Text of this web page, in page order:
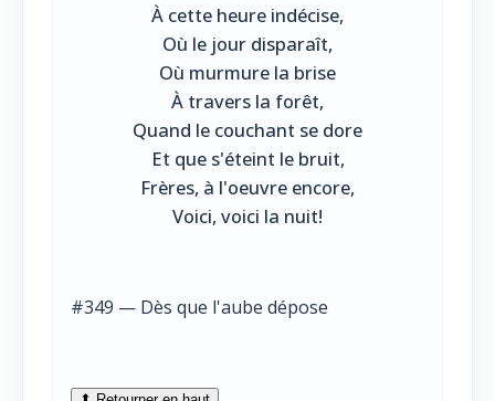
À cette heure indécise,
Où le jour disparaît,
Où murmure la brise
À travers la forêt,
Quand le couchant se dore
Et que s'éteint le bruit,
Frères, à l'oeuvre encore,
Voici, voici la nuit!
#349 — Dès que l'aube dépose